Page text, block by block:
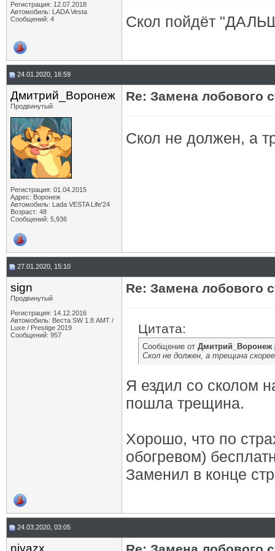
Регистрация: 12.07.2018
Автомобиль: LADA Vesta
Сообщений: 4
Скол пойдёт
24.01.2020, 16:59
Дмитрий_Воронеж
Продвинутый
Регистрация: 01.04.2015
Адрес: Воронеж
Автомобиль: Lada VESTA Life'24
Возраст: 48
Сообщений: 5,936
Re: Замена лобового
Скол не должен, а
27.01.2020, 15:10
sign
Продвинутый
Регистрация: 14.12.2016
Автомобиль: Веста SW 1.8 АМТ /
Luxe / Prestige 2019
Сообщений: 957
Re: Замена лобового
Цитата:
Сообщение от Дмитрий_Воронеж
Скол не должен, а трещина
Я ездил со сколом
пошла трещина.
Хорошо, что по
обогревом)
Заменил в конце
24.03.2020, 03:05
niyazx